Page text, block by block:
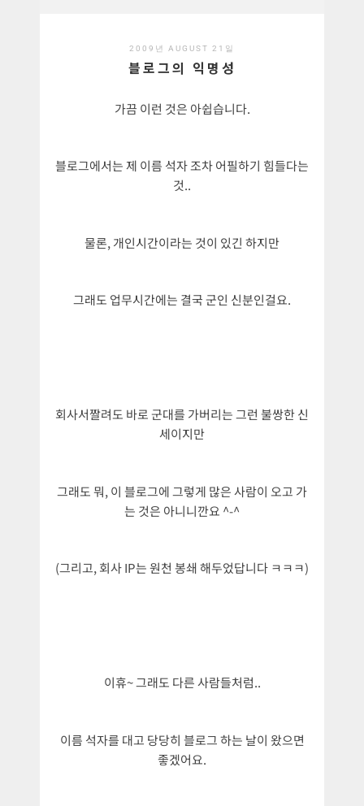
2009년 AUGUST 21일
블로그의 익명성
가끔 이런 것은 아쉽습니다.
블로그에서는 제 이름 석자 조차 어필하기 힘들다는
것..
물론, 개인시간이라는 것이 있긴 하지만
그래도 업무시간에는 결국 군인 신분인걸요.
회사서짤려도 바로 군대를 가버리는 그런 불쌍한 신
세이지만
그래도 뭐, 이 블로그에 그렇게 많은 사람이 오고 가
는 것은 아니니깐요 ^-^
(그리고, 회사 IP는 원천 봉쇄 해두었답니다 ㅋㅋㅋ)
이휴~ 그래도 다른 사람들처럼..
이름 석자를 대고 당당히 블로그 하는 날이 왔으면
좋겠어요.